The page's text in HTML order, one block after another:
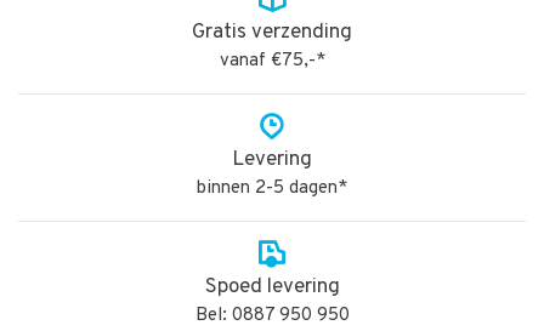
Gratis verzending
vanaf €75,-*
Levering
binnen 2-5 dagen*
Spoed levering
Bel: 0887 950 950